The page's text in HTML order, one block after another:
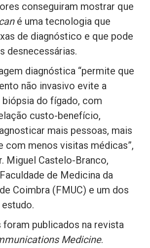
conseguiram mostrar que
é uma tecnologia que
de diagnóstico e que pode
desnecessárias.
diagnóstica “permite que
não invasivo evite a
do fígado, com
custo-benefício,
mais pessoas, mais
com menos visitas médicas”,
Miguel Castelo-Branco,
de Medicina da
Coimbra (FMUC) e um dos
foram publicados na revista
Medicine.